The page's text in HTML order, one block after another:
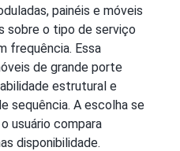
painéis e móveis
sobre o tipo de serviço
frequência. Essa
de grande porte
estrutural e
sequência. A escolha se
usuário compara
disponibilidade.